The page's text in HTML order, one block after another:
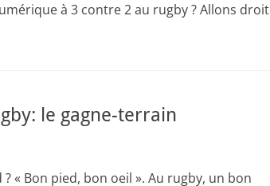
à 3 contre 2 au rugby ? Allons droit
le gagne-terrain
« Bon pied, bon oeil ». Au rugby, un bon